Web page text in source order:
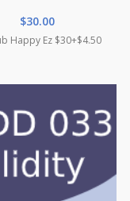
$30.00
Happy Ez $30+$4.50